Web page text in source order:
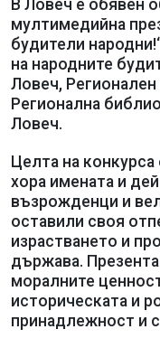
В Ловеч е обявен
мултимедийна
будители
на народните
Ловеч,
Регионална
Ловеч.
Целта на
хора имената и
възрожденци и
оставили своя
израстването и
държава.
моралните
историческата и
принадлежност и